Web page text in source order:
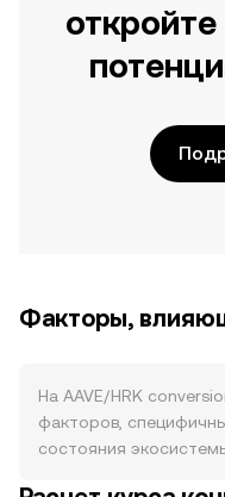
Факторы,
На AAVE/HRK
факторов,
состояния